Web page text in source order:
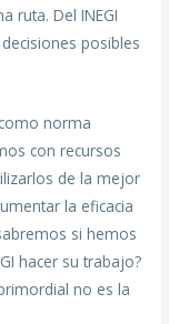
ruta. Del INEGI
posibles
norma
con recursos
de la mejor
la eficacia
si hemos
hacer su trabajo?
no es la